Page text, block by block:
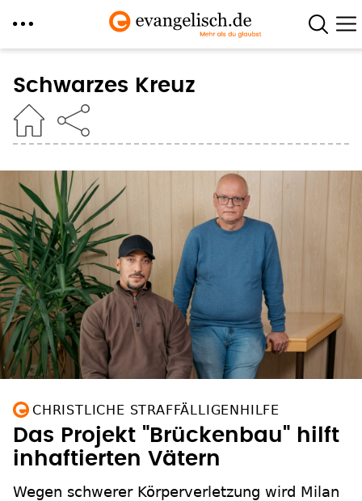
zum
Inhalt
Schwarzes Kreuz
CHRISTLICHE STRAFFÄLLIGENHILFE
Das Projekt "Brückenbau" hilft
inhaftierten Vätern
Wegen schwerer Körperverletzung wird Milan